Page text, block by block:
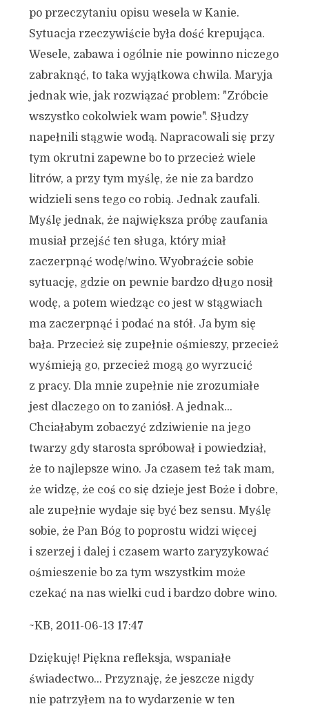
po przeczytaniu opisu wesela w Kanie.
Sytuacja rzeczywiście była dość krepująca.
Wesele, zabawa i ogólnie nie powinno niczego
zabraknąć, to taka wyjątkowa chwila. Maryja
jednak wie, jak rozwiązać problem: "Zróbcie
wszystko cokolwiek wam powie". Słudzy
napełnili stągwie wodą. Napracowali się przy
tym okrutni zapewne bo to przecież wiele
litrów, a przy tym myślę, że nie za bardzo
widzieli sens tego co robią. Jednak zaufali.
Myślę jednak, że największa próbę zaufania
musiał przejść ten sługa, który miał
zaczerpnąć wodę/wino. Wyobraźcie sobie
sytuację, gdzie on pewnie bardzo długo nosił
wodę, a potem wiedząc co jest w stągwiach
ma zaczerpnąć i podać na stół. Ja bym się
bała. Przecież się zupełnie ośmieszy, przecież
wyśmieją go, przecież mogą go wyrzucić
z pracy. Dla mnie zupełnie nie zrozumiałe
jest dlaczego on to zaniósł. A jednak…
Chciałabym zobaczyć zdziwienie na jego
twarzy gdy starosta spróbował i powiedział,
że to najlepsze wino. Ja czasem też tak mam,
że widzę, że coś co się dzieje jest Boże i dobre,
ale zupełnie wydaje się być bez sensu. Myślę
sobie, że Pan Bóg to poprostu widzi więcej
i szerzej i dalej i czasem warto zaryzykować
ośmieszenie bo za tym wszystkim może
czekać na nas wielki cud i bardzo dobre wino.
~KB, 2011-06-13 17:47
Dziękuję! Piękna refleksja, wspaniałe
świadectwo… Przyznaję, że jeszcze nigdy
nie patrzyłem na to wydarzenie w ten